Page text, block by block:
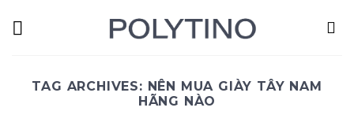
TAG ARCHIVES: NÊN MUA GIÀY TÂY NAM
HÃNG NÀO